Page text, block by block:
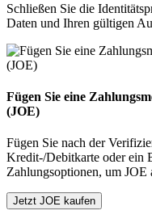
Schließen Sie die
Daten und Ihren gültigen
Fügen Sie eine
(JOE)
Fügen Sie nach der
Kredit-/Debitkarte oder ein
Zahlungsoptionen, um
Jetzt JOE kaufen